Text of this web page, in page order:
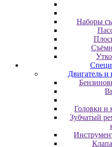
Наборы
Двигатель и
Головки и
Зубчатый